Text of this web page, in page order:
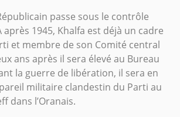
passe sous le contrôle
après 1945, Khalfa est déjà un cadre
et membre de son Comité central
ans après il sera élevé au Bureau
la guerre de libération, il sera en
militaire clandestin du Parti au
dans l’Oranais.